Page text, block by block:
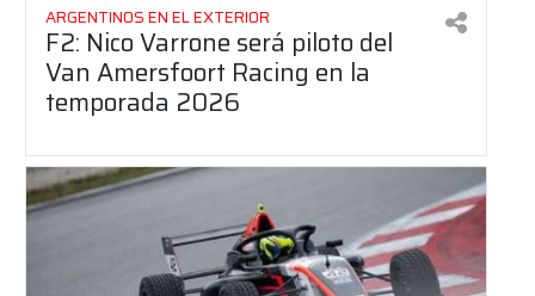
ARGENTINOS EN EL EXTERIOR
F2: Nico Varrone será piloto del
Van Amersfoort Racing en la
temporada 2026